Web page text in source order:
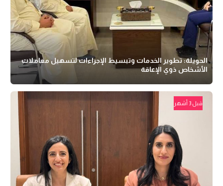
الحويلة: تطوير الخدمات وتبسيط الإجراءات لتسهيل معاملات
الأشخاص ذوي الإعاقة
قبل 3 أشهر